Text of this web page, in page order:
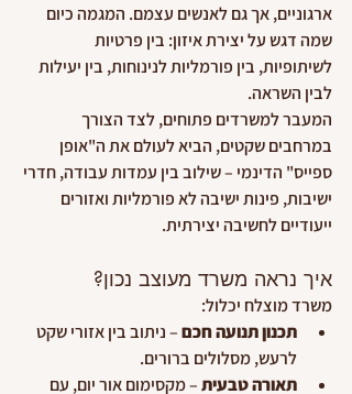
ארגוניים, אך גם לאנשים עצמם. המגמה כיום
שמה דגש על יצירת איזון: בין פרטיות
לשיתופיות, בין פורמליות לנינוחות, בין יעילות
לבין השראה.
המעבר למשרדים פתוחים, לצד הצורך
במרחבים שקטים, הביא לעולם את ה"אופן
ספייס" הדינמי – שילוב בין עמדות עבודה, חדרי
ישיבות, פינות ישיבה לא פורמליות ואזורים
ייעודיים לחשיבה יצירתית.
איך נראה משרד מעוצב נכון?
משרד מוצלח יכלול:
תכנון תנועה חכם – ניתוב בין אזורי שקט
לרעש, מסלולים ברורים.
תאורה טבעית – מקסימום אור יום, עם